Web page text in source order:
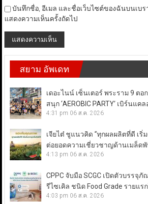
บันทึกชื่อ, อีเมล และชื่อเว็บไซต์ของฉันบนเบร
แสดงความเห็นครั้งถัดไป
สยาม อัพเดท
เดอะไนน์ เซ็นเตอร์ พระราม 9 ต
สนุก ‘AEROBIC PARTY’ เบิร์นแ
4:31 pm 06 ส.ค. 2026
เจียไต๋ ชูแนวคิด “ทุกผลผลิตที่ดี เริ่
ต่อยอดความเชี่ยวชาญด้านเมล็ด
4:13 pm 06 ส.ค. 2026
CPPC จับมือ SCGC เปิดตัวบรรจุ
รีไซเคิล ชนิด Food Grade รายแร
4:03 pm 06 ส.ค. 2026